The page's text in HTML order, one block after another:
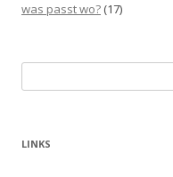
was passt wo? (17)
nach:
LINKS